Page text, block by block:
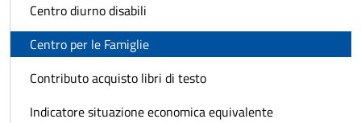
Centro diurno disabili
Centro per le Famiglie
Contributo acquisto libri di testo
Indicatore situazione economica equivalente